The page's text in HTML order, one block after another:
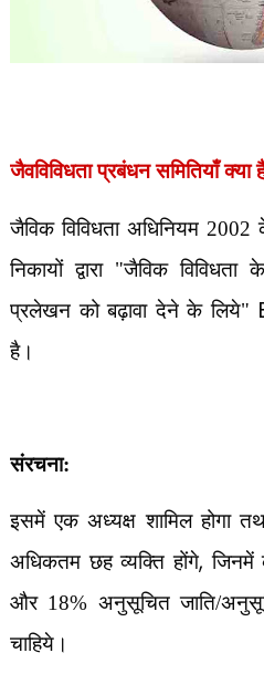
जैवविविधता प्रबंधन समितियाँ क्या
जैविक विविधता अधिनियम
निकायों द्वारा "जैविक विविधता
प्रलेखन को बढ़ावा देने के लिये"
है।
संरचना:
इसमें एक अध्यक्ष शामिल होगा
अधिकतम छह व्यक्ति होंगे,जिनमें
और 18% अनुसूचित जाति/
चाहिये।